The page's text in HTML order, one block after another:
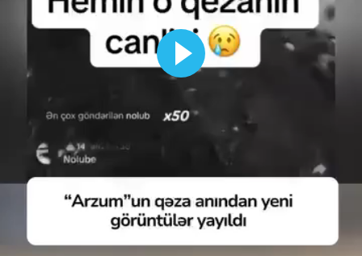
İlqar Altay “Arzum”un səs yazısını
yaydı
YENI SABAH